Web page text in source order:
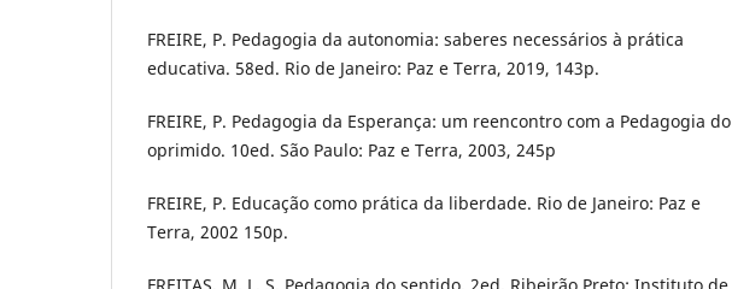
FREIRE, P. Pedagogia da autonomia: saberes necessários à prática
educativa. 58ed. Rio de Janeiro: Paz e Terra, 2019, 143p.
FREIRE, P. Pedagogia da Esperança: um reencontro com a Pedagogia do
oprimido. 10ed. São Paulo: Paz e Terra, 2003, 245p
FREIRE, P. Educação como prática da liberdade. Rio de Janeiro: Paz e
Terra, 2002 150p.